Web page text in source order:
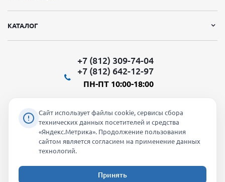
КАТАЛОГ
+7 (812) 309-74-04
+7 (812) 642-12-97
ПН-ПТ 10:00-18:00
Мы в социальных сетях:
2026 © "Молти" - оптовый магазин
Сайт использует файлы cookie, сервисы сбора
технических данных посетителей и средства
«Яндекс.Метрика». Продолжение пользования
сайтом является согласием на применение данных
технологий.
Принять